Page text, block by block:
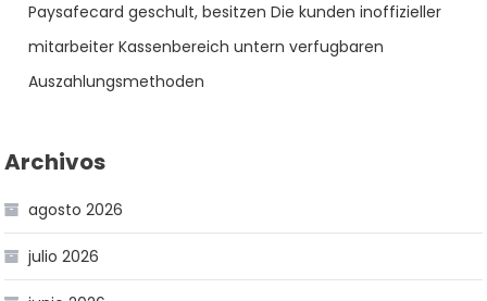
Paysafecard geschult, besitzen Die kunden inoffizieller
mitarbeiter Kassenbereich untern verfugbaren
Auszahlungsmethoden
Archivos
agosto 2026
julio 2026